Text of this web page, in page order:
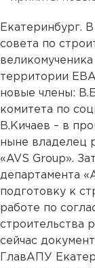
Екатеринбург.
совета по
территории
новые члены:
комитета по
В.Кичаев – в
ныне владелец
«AVS Group».
департамента
подготовку к
работе по
строительства
сейчас
ГлавАПУ